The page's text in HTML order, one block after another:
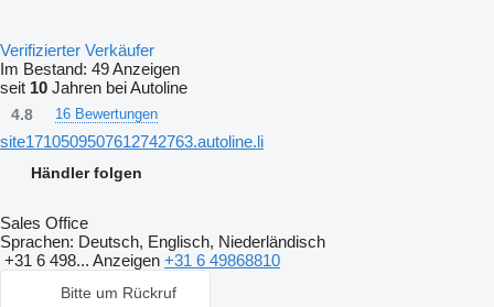
Verifizierter Verkäufer
Im Bestand: 49 Anzeigen
seit 10 Jahren bei Autoline
4.8 16 Bewertungen
site1710509507612742763.autoline.li
Händler folgen
Sales Office
Sprachen: Deutsch, Englisch, Niederländisch
+31 6 498... Anzeigen +31 6 49868810
Bitte um Rückruf